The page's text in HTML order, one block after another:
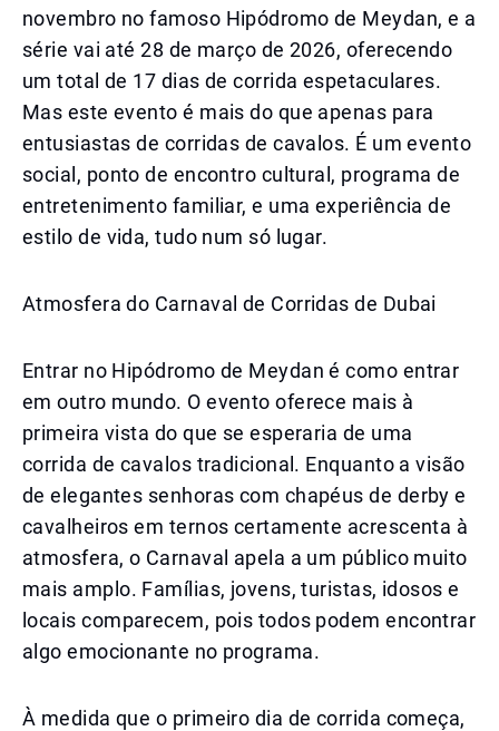
novembro no famoso Hipódromo de Meydan, e a
série vai até 28 de março de 2026, oferecendo
um total de 17 dias de corrida espetaculares.
Mas este evento é mais do que apenas para
entusiastas de corridas de cavalos. É um evento
social, ponto de encontro cultural, programa de
entretenimento familiar, e uma experiência de
estilo de vida, tudo num só lugar.
Atmosfera do Carnaval de Corridas de Dubai
Entrar no Hipódromo de Meydan é como entrar
em outro mundo. O evento oferece mais à
primeira vista do que se esperaria de uma
corrida de cavalos tradicional. Enquanto a visão
de elegantes senhoras com chapéus de derby e
cavalheiros em ternos certamente acrescenta à
atmosfera, o Carnaval apela a um público muito
mais amplo. Famílias, jovens, turistas, idosos e
locais comparecem, pois todos podem encontrar
algo emocionante no programa.
À medida que o primeiro dia de corrida começa,